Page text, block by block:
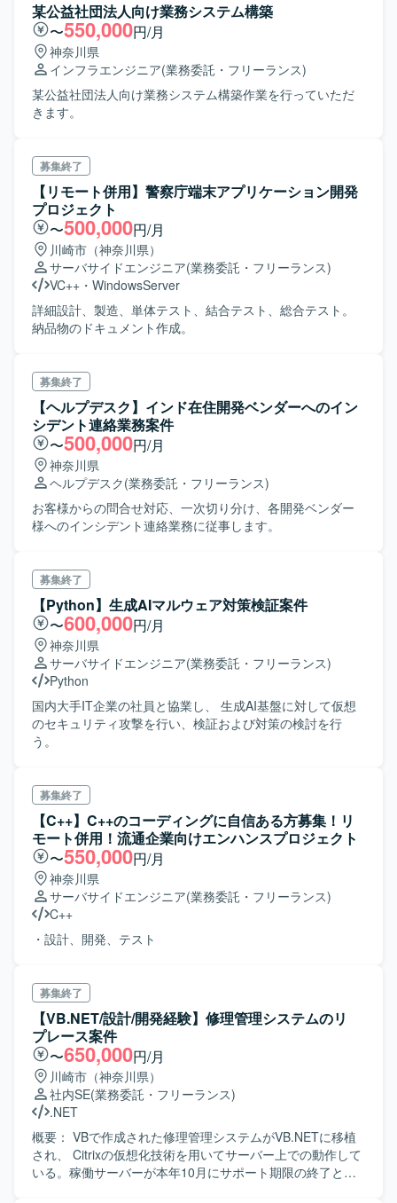
某公益社団法人向け業務システム構築
〜550,000円/月
神奈川県
インフラエンジニア(業務委託・フリーランス)
某公益社団法人向け業務システム構築作業を行っていただ
きます。
募集終了
【リモート併用】警察庁端末アプリケーション開発
プロジェクト
〜500,000円/月
川崎市（神奈川県）
サーバサイドエンジニア(業務委託・フリーランス)
VC++ ・ WindowsServer
詳細設計、製造、単体テスト、結合テスト、総合テスト。
納品物のドキュメント作成。
募集終了
【ヘルプデスク】インド在住開発ベンダーへのイン
シデント連絡業務案件
〜500,000円/月
神奈川県
ヘルプデスク(業務委託・フリーランス)
お客様からの問合せ対応、一次切り分け、各開発ベンダー
様へのインシデント連絡業務に従事します。
募集終了
【Python】生成AIマルウェア対策検証案件
〜600,000円/月
神奈川県
サーバサイドエンジニア(業務委託・フリーランス)
Python
国内大手IT企業の社員と協業し、 生成AI基盤に対して仮想
のセキュリティ攻撃を行い、検証および対策の検討を行
う。
募集終了
【C++】C++のコーディングに自信ある方募集！リ
モート併用！流通企業向けエンハンスプロジェクト
〜550,000円/月
神奈川県
サーバサイドエンジニア(業務委託・フリーランス)
C++
・設計、開発、テスト
募集終了
【VB.NET/設計/開発経験】修理管理システムのリ
プレース案件
〜650,000円/月
川崎市（神奈川県）
社内SE(業務委託・フリーランス)
.NET
概要： VBで作成された修理管理システムがVB.NETに移植
され、 Citrixの仮想化技術を用いてサーバー上での動作して
いる。稼働サーバーが本年10月にサポート期限の終了とな